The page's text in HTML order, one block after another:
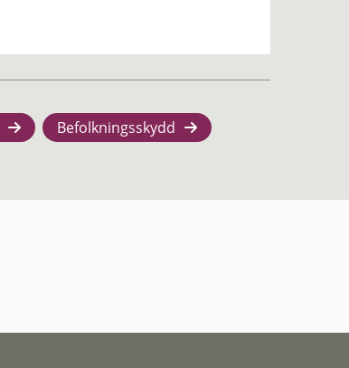
Befolkningsskydd